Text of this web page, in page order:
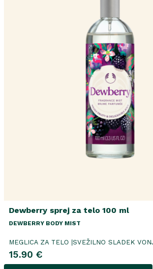
Dewberry sprej za telo 100 ml
DEWBERRY BODY MIST
MEGLICA ZA TELO |SVEŽILNO SLADEK
15.90 €